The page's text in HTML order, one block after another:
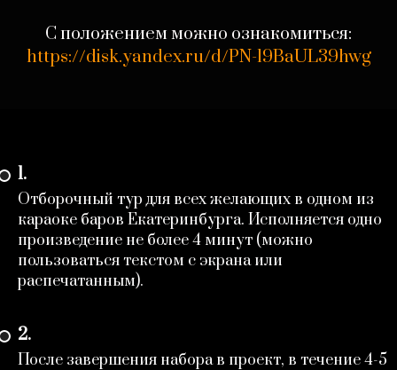
С положением можно ознакомиться:
https://disk.yandex.ru/d/PN-l9BaUL39hwg
1.
Отборочный тур для всех желающих в одном из
караоке баров Екатеринбурга. Исполняется одно
произведение не более 4 минут (можно
пользоваться текстом с экрана или
распечатанным).
2.
После завершения набора в проект, в течение 4-5